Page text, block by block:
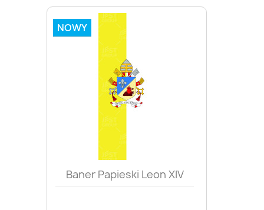
Baner Papieski Leon XIV
NOWY